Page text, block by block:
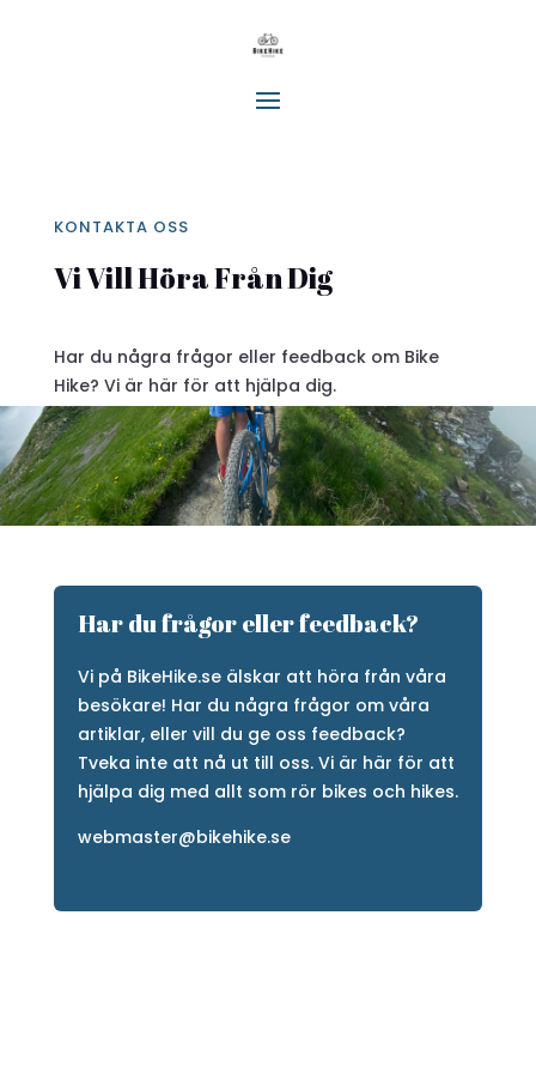
KONTAKTA OSS
Vi Vill Höra Från Dig
Har du några frågor eller feedback om Bike
Hike? Vi är här för att hjälpa dig.
Har du frågor eller feedback?
Vi på BikeHike.se älskar att höra från våra
besökare! Har du några frågor om våra
artiklar, eller vill du ge oss feedback?
Tveka inte att nå ut till oss. Vi är här för att
hjälpa dig med allt som rör bikes och hikes.
webmaster@bikehike.se